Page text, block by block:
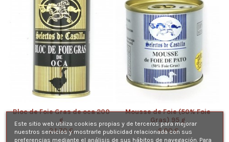
Bloc de Foie Gras de oca 200
g
24,70 €
Mousse de Foie (50% Foie
Gras) 95 g
6,00 €
Este sitio web utiliza cookies propias y de terceros para mejorar
nuestros servicios y mostrarle publicidad relacionada con sus
preferencias mediante el análisis de sus hábitos de navegación. Para